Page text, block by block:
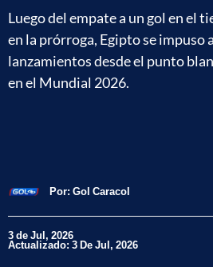
Luego del empate a un gol en el
en la prórroga, Egipto se impuso
lanzamientos desde el punto
en el Mundial 2026.
Por: Gol Caracol
3 de Jul, 2026
Actualizado: 3 De Jul, 2026